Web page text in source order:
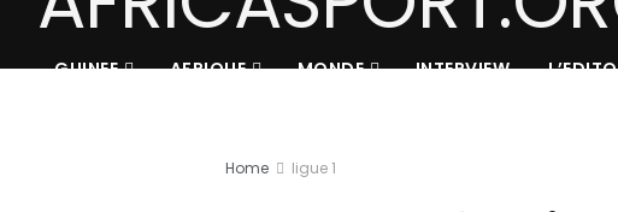
GUINEE AFRIQUE MONDE INTERVIEW L’EDITO
Home ligue 1